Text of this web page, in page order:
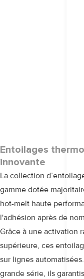
Entoilages
innovante
La collection
gamme dotée
hot-melt haute
l'adhésion après de
Grâce à une activation
supérieure, ces
sur lignes
grande série, ils